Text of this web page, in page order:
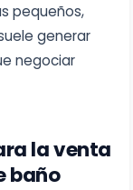
pequeños,
generar
negociar
la venta
baño